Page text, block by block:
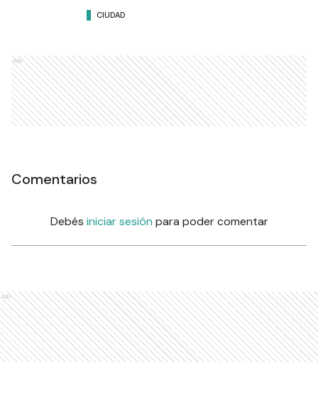
CIUDAD
Ads
Comentarios
Debés iniciar sesión para poder comentar
Ads